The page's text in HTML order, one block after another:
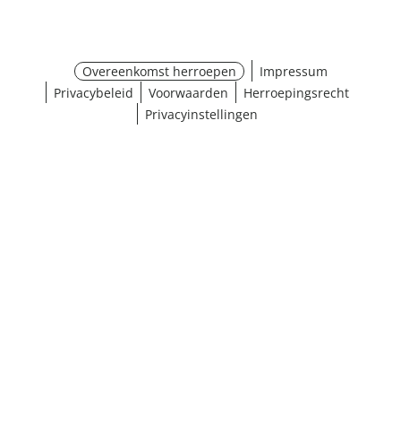
Overeenkomst herroepen
Impressum
Privacybeleid
Voorwaarden
Herroepingsrecht
Privacyinstellingen